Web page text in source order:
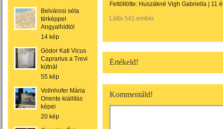
Belvárosi séta
térképpel
Angyalhídtól
14 kép
Gódor Kati Vicus
Caprarius a Trevi
kútnál
55 kép
Vollnhofer Mária
Oriente kiállítás
képei
20 kép
Feltöltötte: Huszákné Vigh Gabriella 11
Látta 541 ember.
Értékeld!
Kommentáld!